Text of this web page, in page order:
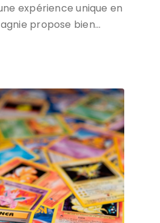
expérience unique en
propose bien…